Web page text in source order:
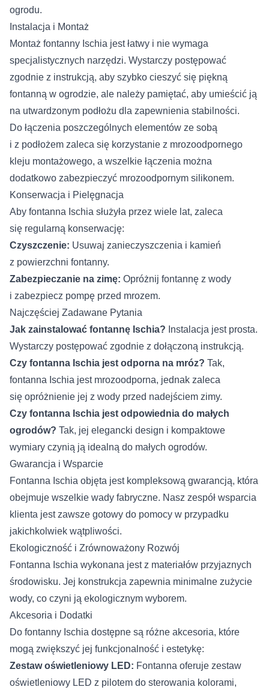
ogrodu.
Instalacja i Montaż
Montaż fontanny Ischia jest łatwy i nie wymaga
specjalistycznych narzędzi. Wystarczy postępować
zgodnie z instrukcją, aby szybko cieszyć się piękną
fontanną w ogrodzie, ale należy pamiętać, aby umieścić ją
na utwardzonym podłożu dla zapewnienia stabilności.
Do łączenia poszczególnych elementów ze sobą
i z podłożem zaleca się korzystanie z mrozoodpornego
kleju montażowego, a wszelkie łączenia można
dodatkowo zabezpieczyć mrozoodpornym silikonem.
Konserwacja i Pielęgnacja
Aby fontanna Ischia służyła przez wiele lat, zaleca
się regularną konserwację:
Czyszczenie: Usuwaj zanieczyszczenia i kamień
z powierzchni fontanny.
Zabezpieczanie na zimę: Opróżnij fontannę z wody
i zabezpiecz pompę przed mrozem.
Najczęściej Zadawane Pytania
Jak zainstalować fontannę Ischia? Instalacja jest prosta.
Wystarczy postępować zgodnie z dołączoną instrukcją.
Czy fontanna Ischia jest odporna na mróz? Tak,
fontanna Ischia jest mrozoodporna, jednak zaleca
się opróżnienie jej z wody przed nadejściem zimy.
Czy fontanna Ischia jest odpowiednia do małych
ogrodów? Tak, jej elegancki design i kompaktowe
wymiary czynią ją idealną do małych ogrodów.
Gwarancja i Wsparcie
Fontanna Ischia objęta jest kompleksową gwarancją, która
obejmuje wszelkie wady fabryczne. Nasz zespół wsparcia
klienta jest zawsze gotowy do pomocy w przypadku
jakichkolwiek wątpliwości.
Ekologiczność i Zrównoważony Rozwój
Fontanna Ischia wykonana jest z materiałów przyjaznych
środowisku. Jej konstrukcja zapewnia minimalne zużycie
wody, co czyni ją ekologicznym wyborem.
Akcesoria i Dodatki
Do fontanny Ischia dostępne są różne akcesoria, które
mogą zwiększyć jej funkcjonalność i estetykę:
Zestaw oświetleniowy LED: Fontanna oferuje zestaw
oświetleniowy LED z pilotem do sterowania kolorami,